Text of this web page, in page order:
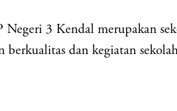
3 Kendal merupakan
dan kegiatan